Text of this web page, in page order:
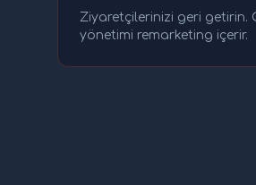
Ziyaretçilerinizi geri getirin.
yönetimi remarketing içerir.